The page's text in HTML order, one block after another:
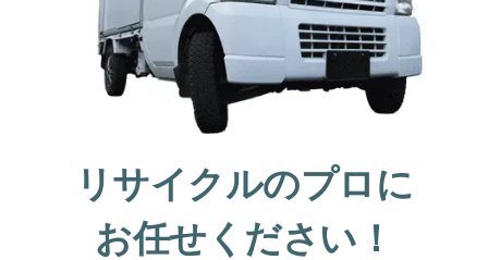
リサイクルのプロに
お任せください！